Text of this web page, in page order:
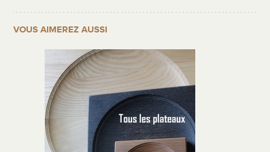
VOUS AIMEREZ AUSSI